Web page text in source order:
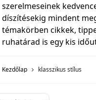
szerelmeseinek
díszítésekig mindent
témakörben cikkek,
ruhatárad is egy kis
Kezdőlap klasszikus stílus